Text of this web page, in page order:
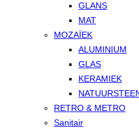
GLANS
MAT
MOZAÏEK
ALUMINIUM
GLAS
KERAMIEK
RETRO & METRO
Sanitair